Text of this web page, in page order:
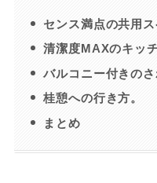
センス満点の共用ス
清潔度MAXのキッ
バルコニー付きのさ
桂憩への行き方。
まとめ